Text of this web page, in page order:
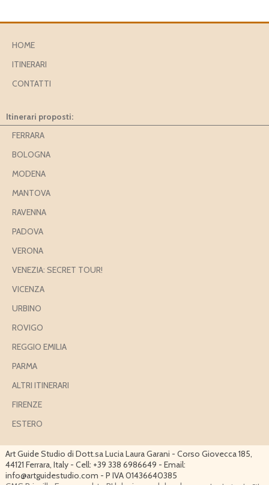
HOME
ITINERARI
CONTATTI
Itinerari proposti:
FERRARA
BOLOGNA
MODENA
MANTOVA
RAVENNA
PADOVA
VERONA
VENEZIA: SECRET TOUR!
VICENZA
URBINO
ROVIGO
REGGIO EMILIA
PARMA
ALTRI ITINERARI
FIRENZE
ESTERO
Art Guide Studio di Dott.sa Lucia Laura Garani - Corso Giovecca 185,
44121 Ferrara, Italy - Cell: +39 338 6986649 - Email:
info@artguidestudio.com - P IVA 01436640385